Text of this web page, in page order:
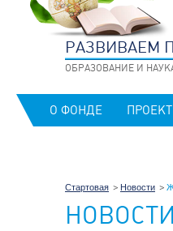
РАЗВИВАЕМ
ОБРАЗОВАНИЕ И
О ФОНДЕ
Стартовая Новости
НОВОСТИ